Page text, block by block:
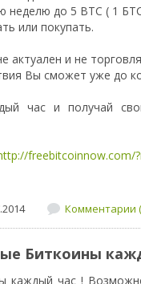
до 5 BTC ( 1
или покупать.
актуален и не
Вы сможет уже до
час и получай
freebitcoinnow.com/
Комментарии
Биткоины
каждый час !